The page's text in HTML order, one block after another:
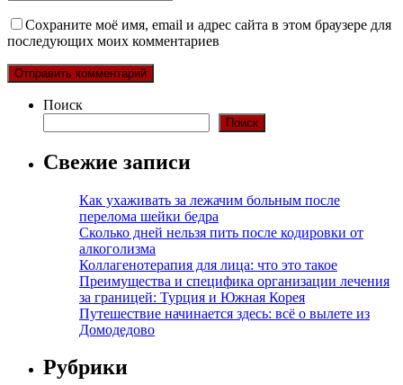
Сохраните моё имя, email и адрес сайта в этом браузере для
последующих моих комментариев
Поиск
Поиск
Свежие записи
Как ухаживать за лежачим больным после
перелома шейки бедра
Сколько дней нельзя пить после кодировки от
алкоголизма
Коллагенотерапия для лица: что это такое
Преимущества и специфика организации лечения
за границей: Турция и Южная Корея
Путешествие начинается здесь: всё о вылете из
Домодедово
Рубрики